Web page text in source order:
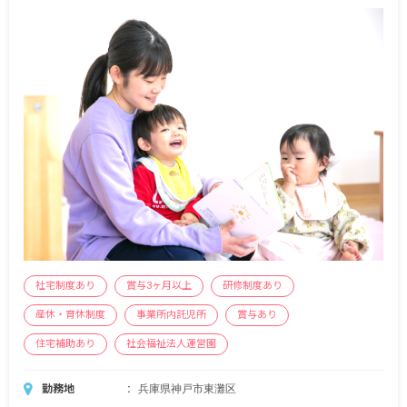
通勤手当 実費支給 ※上限月30,000円まで
住宅手当 上限月20,000円まで
保育手当 子ども1名につき月10,000円を上限（保
育所に預けて勤務する場合）
＜諸手当＞
扶養手当
2年目より処遇改善手当Ⅱ支給（7,000円～40,000
円）
定着一時金、民会費（ただし自治体の補助金制度
が適用される場合のみ）
社宅制度あり 賞与3ヶ月以上 研修制度あり
産休・育休制度 事業所内託児所 賞与あり
住宅補助あり 社会福祉法人運営園
勤務地 兵庫県神戸市東灘区